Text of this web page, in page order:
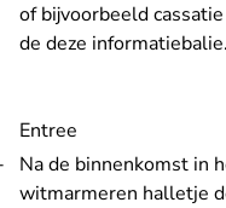
of bijvoorbeeld
de deze informatiebalie.
Entree
Na de binnenkomst in
witmarmeren halletje